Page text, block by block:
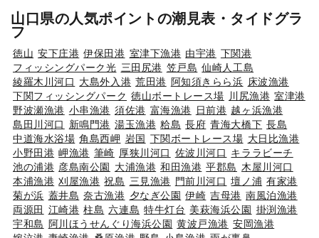
山口県の人気ポイントの潮見表・タイドグラ
フ
徳山 安下庄港 伊保田港 室津下漁港 由宇港 下関港
フィッシングパーク光 三田尻港 笠戸島 仙崎人工島
綾羅木川河口 大島外入港 荒田港 阿知須きらら浜 床波漁港
下関フィッシングパーク 徳山ボートレース場 川尻漁港 室津港
野波瀬漁港 小串漁港 須佐港 富海漁港 日前港 越ヶ浜漁港
島田川河口
新鳴門港 湯玉漁港 粭島 長府 青海大橋下 長島
中道海水浴場 角島西岬 岩国 下関ボートレース場 大日比漁港
小野田港 岬漁港 筆崎 厚狭川河口 佐波川河口 キララビーチ
池の浦港 彦島南公園 大浦漁港 和田漁港 平郡島 木屋川河口
本浦漁港 刈屋漁港 祝島 三見漁港 門前川河口 壇ノ浦 有家港
菊が浜 蓋井島 奈古漁港 夕なぎ公園 伊崎 吉母港 南風泊漁港
両源田 江崎港 柱島 六連島 特牛灯台 美萩海浜公園 掛渕漁港
宇和島 阿川ほうせんぐり海浜公園 黄波戸漁港 安岡漁港